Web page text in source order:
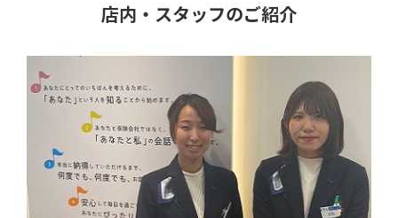
店内・スタッフのご紹介